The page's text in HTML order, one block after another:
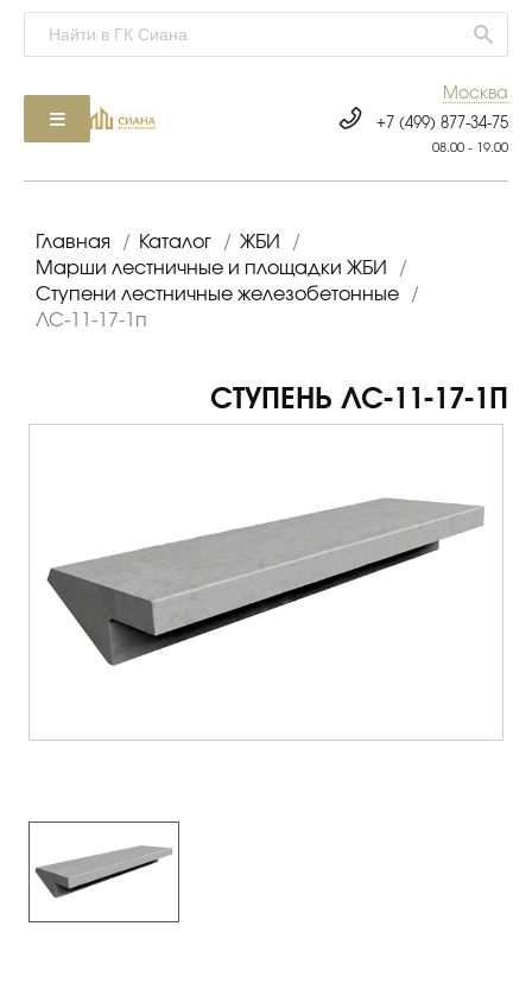
Москва
+7 (499) 877-34-75
08.00 - 19.00
Главная / Каталог / ЖБИ
/
Марши лестничные и площадки ЖБИ
/
Ступени лестничные железобетонные
/
ЛС-11-17-1п
СТУПЕНЬ ЛС-11-17-1П